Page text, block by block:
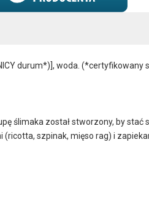
durum*)], woda. (*certyfikowany
ślimaka został stworzony, by stać
(ricotta, szpinak, mięso rag) i